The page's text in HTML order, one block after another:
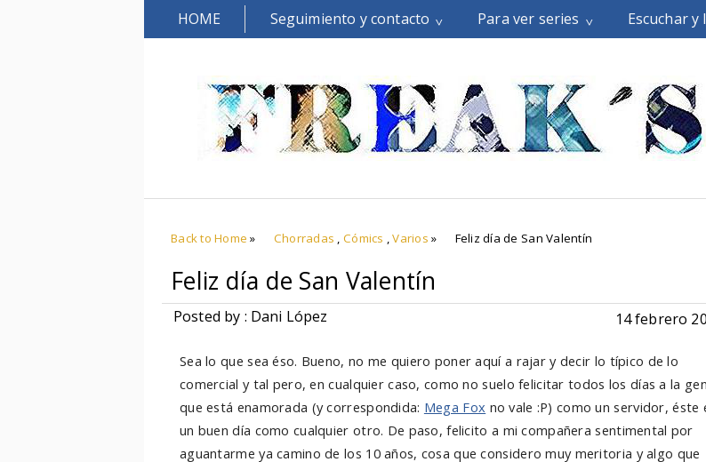
HOME Seguimiento y contacto Para ver series Escuchar y
Back to Home » Chorradas , Cómics ,Varios » Feliz día de San Valentín
Feliz día de San Valentín
Posted by : Dani López 14 febrero
Sea lo que sea éso. Bueno, no me quiero poner aquí a rajar y decir lo típico de lo
comercial y tal pero, en cualquier caso, como no suelo felicitar todos los días a la
que está enamorada (y correspondida: Mega Fox no vale :P) como un servidor, éste
un buen día como cualquier otro. De paso, felicito a mi compañera sentimental por
aguantarme ya camino de los 10 años, cosa que considero muy meritoria y algo que